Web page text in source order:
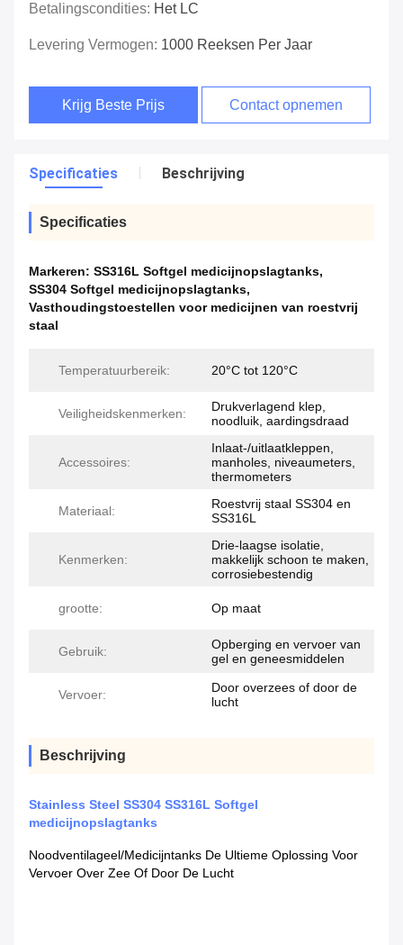
Betalingscondities: Het LC
Levering Vermogen: 1000 Reeksen Per Jaar
Krijg Beste Prijs Contact opnemen
Specificaties Beschrijving
Specificaties
Markeren: SS316L Softgel medicijnopslagtanks,
SS304 Softgel medicijnopslagtanks,
Vasthoudingstoestellen voor medicijnen van roestvrij
staal
Temperatuurbereik: 20°C tot 120°C
Veiligheidskenmerken:
Drukverlagend klep,
noodluik, aardingsdraad
Accessoires:
Inlaat-/uitlaatkleppen,
manholes, niveaumeters,
thermometers
Materiaal:
Roestvrij staal SS304 en
SS316L
Kenmerken:
Drie-laagse isolatie,
makkelijk schoon te maken,
corrosiebestendig
grootte: Op maat
Gebruik:
Opberging en vervoer van
gel en geneesmiddelen
Vervoer:
Door overzees of door de
lucht
Beschrijving
Stainless Steel SS304 SS316L Softgel
medicijnopslagtanks
Noodventilageel/medicijntanks De Ultieme Oplossing Voor
Vervoer Over Zee Of Door De Lucht